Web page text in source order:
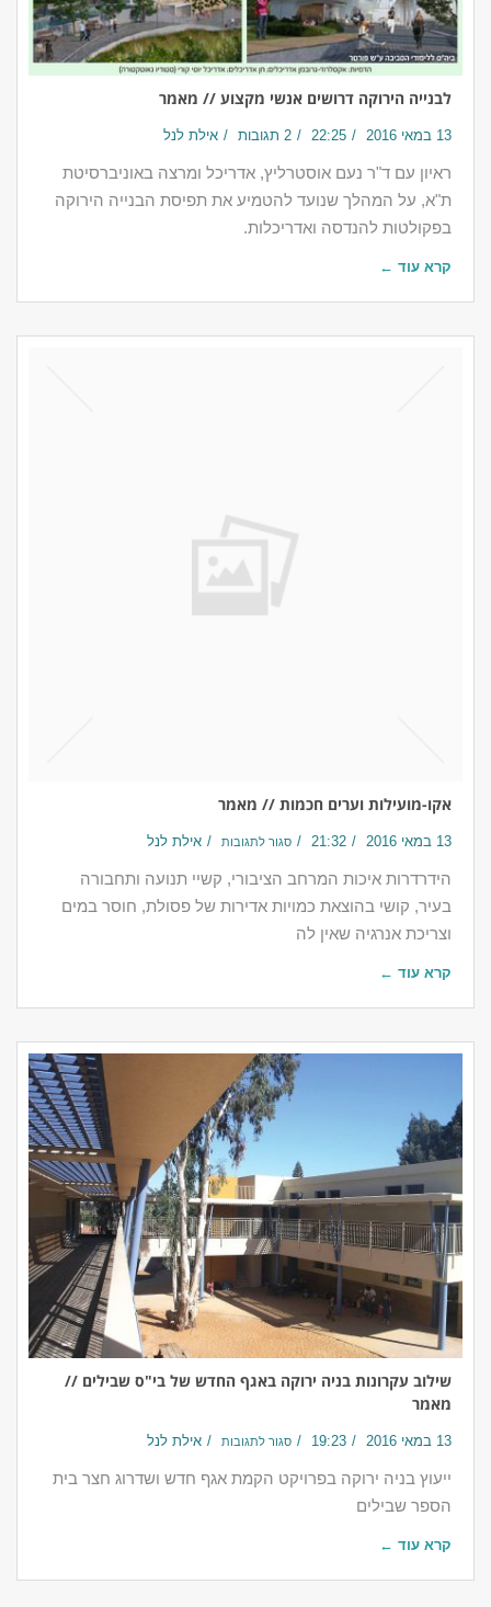
לבנייה הירוקה דרושים אנשי מקצוע // מאמר
13 במאי 2016 22:25 2 תגובות אילת לנל
ראיון עם ד"ר נעם אוסטרליץ, אדריכל ומרצה באוניברסיטת
ת"א, על המהלך שנועד להטמיע את תפיסת הבנייה הירוקה
בפקולטות להנדסה ואדריכלות.
קרא עוד ←
אקו-מועילות וערים חכמות // מאמר
13 במאי 2016 21:32 סגור לתגובות אילת לנל
הידרדרות איכות המרחב הציבורי, קשיי תנועה ותחבורה
בעיר, קושי בהוצאת כמויות אדירות של פסולת, חוסר במים
וצריכת אנרגיה שאין לה
קרא עוד ←
שילוב עקרונות בניה ירוקה באגף החדש של בי"ס שבילים //
מאמר
13 במאי 2016 19:23 סגור לתגובות אילת לנל
ייעוץ בניה ירוקה בפרויקט הקמת אגף חדש ושדרוג חצר בית
הספר שבילים
קרא עוד ←